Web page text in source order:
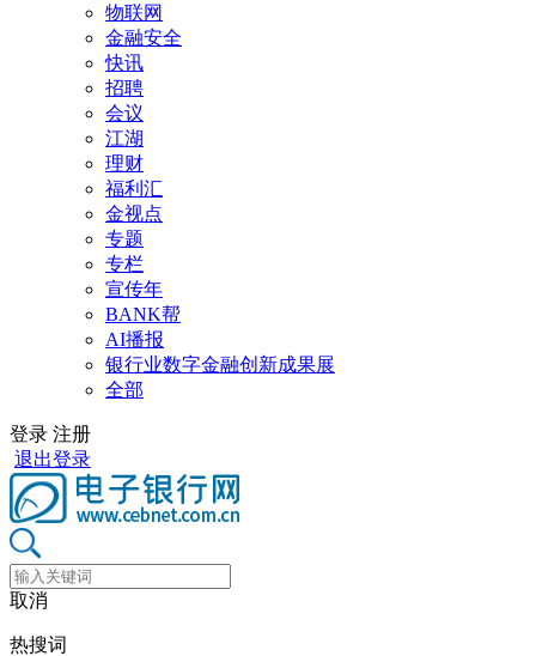
物联网
金融安全
快讯
招聘
会议
江湖
理财
福利汇
金视点
专题
专栏
宣传年
BANK帮
AI播报
银行业数字金融创新成果展
全部
登录 注册
退出登录
取消
热搜词